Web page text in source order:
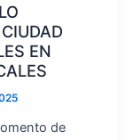
EN
de